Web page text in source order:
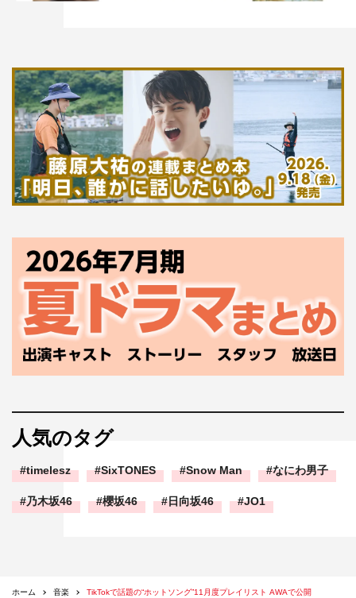
人気のタグ
timelesz SixTONES Snow Man なにわ男子
乃木坂46 櫻坂46 日向坂46 JO1
ホーム 音楽 TikTokで話題の“ホットソング”11月度プレイリスト AWAで公開